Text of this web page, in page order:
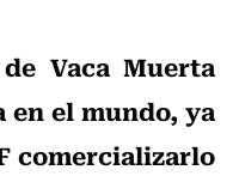
Vaca Muerta
el mundo, ya
comercializarlo